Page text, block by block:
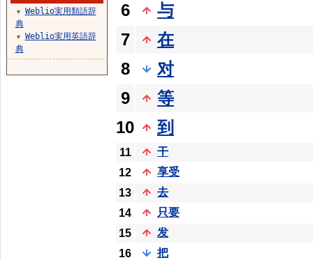
6
与
7
在
8
对
9
等
10
到
11
干
12
享受
13
去
14
只要
15
发
16
把
▼
Weblio実用類語辞
典
▼
Weblio実用英語辞
典